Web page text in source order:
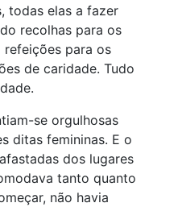
todas elas a fazer
recolhas para os
refeições para os
de caridade. Tudo
se orgulhosas
ditas femininas. E o
dos lugares
tanto quanto
não havia